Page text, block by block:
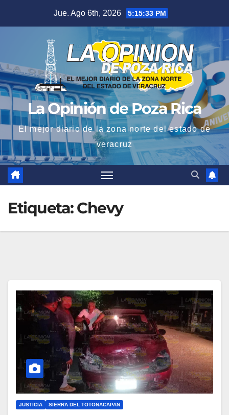
Jue. Ago 6th, 2026 5:15:34 PM
La Opinión de Poza Rica
El mejor diario de la zona norte del estado de
veracruz
Etiqueta:Chevy
JUSTICIA SIERRA DEL TOTONACAPAN